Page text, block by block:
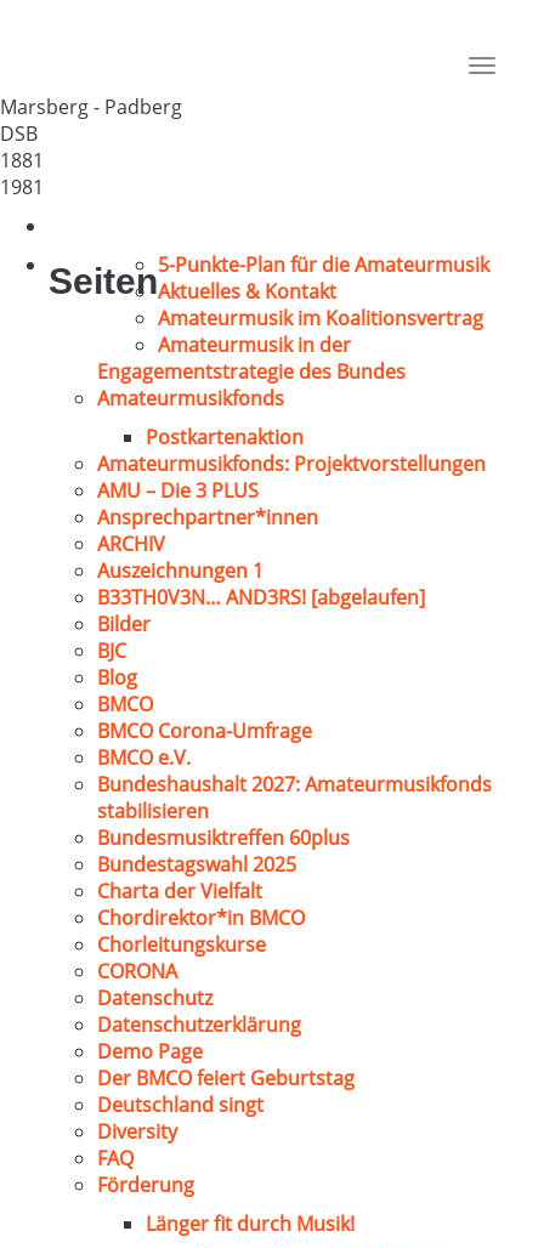
Toggle
Marsberg - Padberg
DSB
1881
1981
Seiten5-Punkte-Plan für die Amateurmusik
Aktuelles & Kontakt
Amateurmusik im Koalitionsvertrag
Amateurmusik in der
Engagementstrategie des Bundes
Amateurmusikfonds
Postkartenaktion
Amateurmusikfonds: Projektvorstellungen
AMU – Die 3 PLUS
Ansprechpartner*innen
ARCHIV
Auszeichnungen 1
B33TH0V3N… AND3RS! [abgelaufen]
Bilder
BJC
Blog
BMCO
BMCO Corona-Umfrage
BMCO e.V.
Bundeshaushalt 2027: Amateurmusikfonds
stabilisieren
Bundesmusiktreffen 60plus
Bundestagswahl 2025
Charta der Vielfalt
Chordirektor*in BMCO
Chorleitungskurse
CORONA
Datenschutz
Datenschutzerklärung
Demo Page
Der BMCO feiert Geburtstag
Deutschland singt
Diversity
FAQ
Förderung
Länger fit durch Musik!